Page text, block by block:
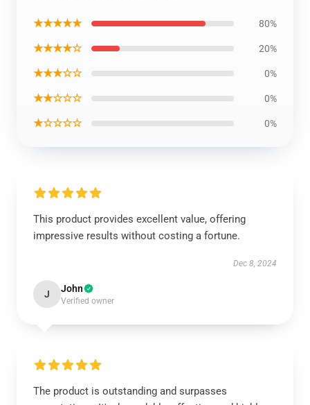
★★★★★ 80%
★★★★☆ 20%
★★★☆☆ 0%
★★☆☆☆ 0%
★☆☆☆☆ 0%
This product provides excellent value, offering
impressive results without costing a fortune.
Dec 8, 2024
J John
Verified owner
The product is outstanding and surpasses